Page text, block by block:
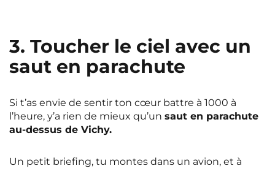
3. Toucher le ciel avec un
saut en parachute
Si t’as envie de sentir ton cœur battre à 1000 à
l’heure, y’a rien de mieux qu’un saut en parachute
au-dessus de Vichy.
Un petit briefing, tu montes dans un avion, et à